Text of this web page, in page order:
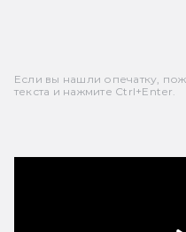
Если вы нашли опечатку,
текста и нажмите Ctrl+Enter.